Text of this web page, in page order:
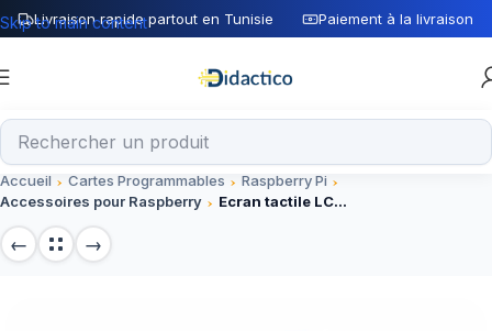
Livraison rapide partout en Tunisie Paiement à la livraison
Skip to main content
Accueil Cartes Programmables
Raspberry Pi
Accessoires pour Raspberry
Ecran tactile LCD waveshare 7 pouces HDMI 800×480 pour Raspberry